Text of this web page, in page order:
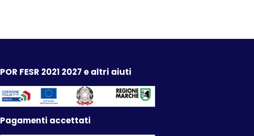
POR FESR 2021 2027 e altri aiuti
Pagamenti accettati